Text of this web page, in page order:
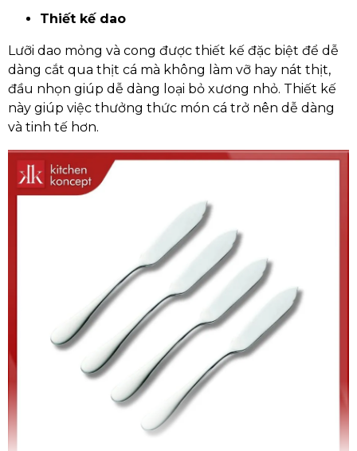
Thiết kế dao
Lưỡi dao mỏng và cong được thiết kế đặc biệt để dễ
dàng cắt qua thịt cá mà không làm vỡ hay nát thịt,
đầu nhọn giúp dễ dàng loại bỏ xương nhỏ. Thiết kế
này giúp việc thưởng thức món cá trở nên dễ dàng
và tinh tế hơn.